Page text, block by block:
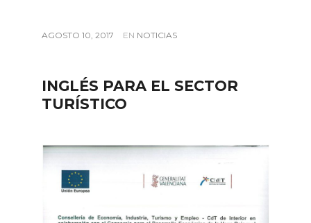
AGOSTO 10, 2017 EN NOTICIAS
INGLÉS PARA EL SECTOR
TURÍSTICO